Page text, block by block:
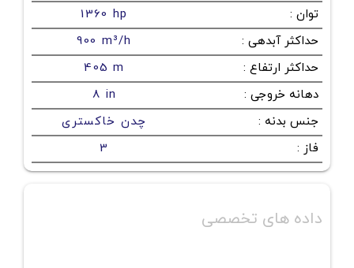
توان :
1360 hp
حداکثر آبدهی :
900 m³/h
حداکثر ارتفاع :
405 m
دهانه خروجی :
8 in
جنس بدنه :
چدن خاکستری
فاز :
3
داده های تخصصی